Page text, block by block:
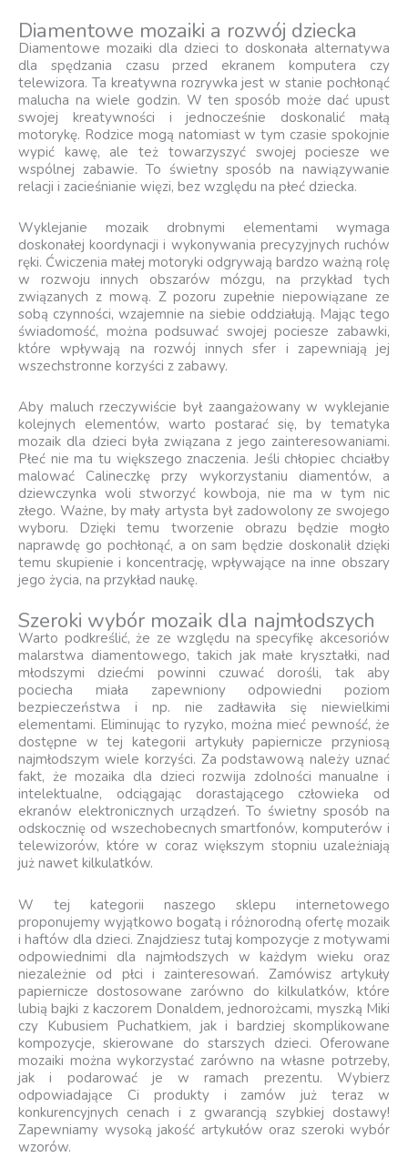
Diamentowe mozaiki a rozwój dziecka
Diamentowe mozaiki dla dzieci to doskonała alternatywa
dla spędzania czasu przed ekranem komputera czy
telewizora. Ta kreatywna rozrywka jest w stanie pochłonąć
malucha na wiele godzin. W ten sposób może dać upust
swojej kreatywności i jednocześnie doskonalić małą
motorykę. Rodzice mogą natomiast w tym czasie spokojnie
wypić kawę, ale też towarzyszyć swojej pociesze we
wspólnej zabawie. To świetny sposób na nawiązywanie
relacji i zacieśnianie więzi, bez względu na płeć dziecka.
Wyklejanie mozaik drobnymi elementami wymaga
doskonałej koordynacji i wykonywania precyzyjnych ruchów
ręki. Ćwiczenia małej motoryki odgrywają bardzo ważną rolę
w rozwoju innych obszarów mózgu, na przykład tych
związanych z mową. Z pozoru zupełnie niepowiązane ze
sobą czynności, wzajemnie na siebie oddziałują. Mając tego
świadomość, można podsuwać swojej pociesze zabawki,
które wpływają na rozwój innych sfer i zapewniają jej
wszechstronne korzyści z zabawy.
Aby maluch rzeczywiście był zaangażowany w wyklejanie
kolejnych elementów, warto postarać się, by tematyka
mozaik dla dzieci była związana z jego zainteresowaniami.
Płeć nie ma tu większego znaczenia. Jeśli chłopiec chciałby
malować Calineczkę przy wykorzystaniu diamentów, a
dziewczynka woli stworzyć kowboja, nie ma w tym nic
złego. Ważne, by mały artysta był zadowolony ze swojego
wyboru. Dzięki temu tworzenie obrazu będzie mogło
naprawdę go pochłonąć, a on sam będzie doskonalił dzięki
temu skupienie i koncentrację, wpływające na inne obszary
jego życia, na przykład naukę.
Szeroki wybór mozaik dla najmłodszych
Warto podkreślić, że ze względu na specyfikę akcesoriów
malarstwa diamentowego, takich jak małe kryształki, nad
młodszymi dziećmi powinni czuwać dorośli, tak aby
pociecha miała zapewniony odpowiedni poziom
bezpieczeństwa i np. nie zadławiła się niewielkimi
elementami. Eliminując to ryzyko, można mieć pewność, że
dostępne w tej kategorii artykuły papiernicze przyniosą
najmłodszym wiele korzyści. Za podstawową należy uznać
fakt, że mozaika dla dzieci rozwija zdolności manualne i
intelektualne, odciągając dorastającego człowieka od
ekranów elektronicznych urządzeń. To świetny sposób na
odskocznię od wszechobecnych smartfonów, komputerów i
telewizorów, które w coraz większym stopniu uzależniają
już nawet kilkulatków.
W tej kategorii naszego sklepu internetowego
proponujemy wyjątkowo bogatą i różnorodną ofertę mozaik
i haftów dla dzieci. Znajdziesz tutaj kompozycje z motywami
odpowiednimi dla najmłodszych w każdym wieku oraz
niezależnie od płci i zainteresowań. Zamówisz artykuły
papiernicze dostosowane zarówno do kilkulatków, które
lubią bajki z kaczorem Donaldem, jednorożcami, myszką Miki
czy Kubusiem Puchatkiem, jak i bardziej skomplikowane
kompozycje, skierowane do starszych dzieci. Oferowane
mozaiki można wykorzystać zarówno na własne potrzeby,
jak i podarować je w ramach prezentu. Wybierz
odpowiadające Ci produkty i zamów już teraz w
konkurencyjnych cenach i z gwarancją szybkiej dostawy!
Zapewniamy wysoką jakość artykułów oraz szeroki wybór
wzorów.